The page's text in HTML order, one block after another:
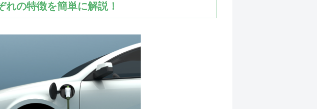
の特徴を簡単に解説！